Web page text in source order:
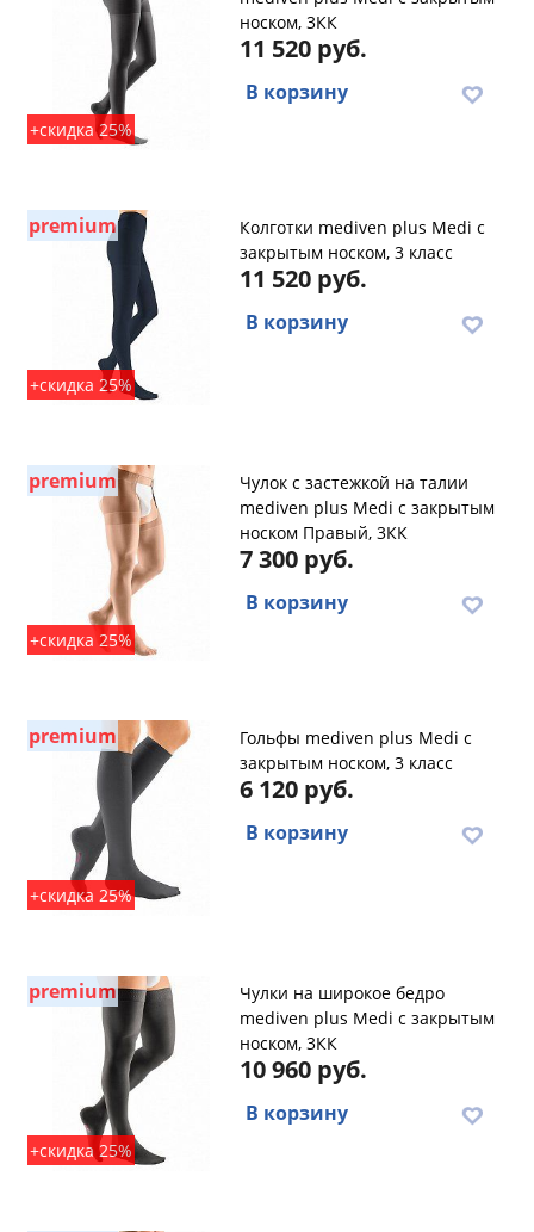
+скидка 25%
носком, 3КК
11 520 руб.
В корзину
premium
+скидка 25%
Колготки mediven plus Medi с
закрытым носком, 3 класс
11 520 руб.
В корзину
premium
+скидка 25%
Чулок с застежкой на талии
mediven plus Medi с закрытым
носком Правый, 3КК
7 300 руб.
В корзину
premium
+скидка 25%
Гольфы mediven plus Medi с
закрытым носком, 3 класс
6 120 руб.
В корзину
premium
+скидка 25%
Чулки на широкое бедро
mediven plus Medi с закрытым
носком, 3КК
10 960 руб.
В корзину